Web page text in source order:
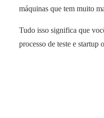
máquinas que tem muito
Tudo isso significa que
processo de teste e